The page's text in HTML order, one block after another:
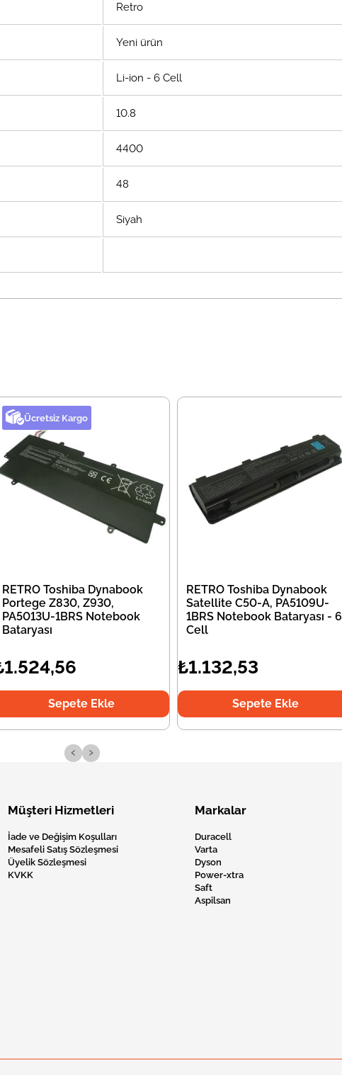
Retro
Yeni ürün
Li-ion - 6 Cell
10.8
4400
48
Siyah
Ücretsiz Kargo
RETRO Toshiba Dynabook
Portege Z830, Z930,
PA5013U-1BRS Notebook
Bataryası
Sepete Ekle
RETRO Toshiba Dynabook
Satellite C50-A, PA5109U-
1BRS Notebook Bataryası - 6
Cell
₺1.132,53
Sepete Ekle
‹ ›
Müşteri Hizmetleri
İade ve Değişim Koşulları
Mesafeli Satış Sözleşmesi
Üyelik Sözleşmesi
KVKK
Markalar
Duracell
Varta
Dyson
Power-xtra
Saft
Aspilsan